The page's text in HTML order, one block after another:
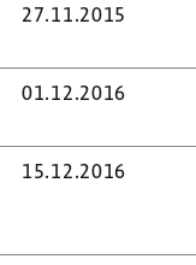
27.11.2015
01.12.2016
15.12.2016